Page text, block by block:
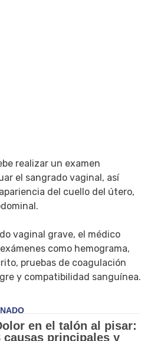
realizar un examen
el sangrado vaginal, así
del cuello del útero,
vaginal grave, el médico
como hemograma,
pruebas de coagulación
y compatibilidad sanguínea.